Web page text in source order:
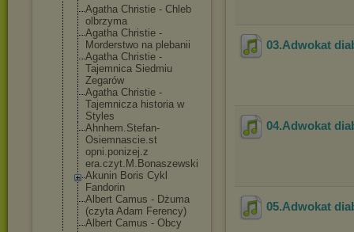
Agatha Christie - Chleb
olbrzyma
Agatha Christie -
Morderstwo na plebanii
Agatha Christie -
Tajemnica Siedmiu
Zegarów
Agatha Christie -
Tajemnicza historia w
Styles
Ahnhem.Stefan-
Osiemnascie.st
opni.ponizej.z
era.czyt.M.Bonaszewski
Akunin Boris Cykl
Fandorin
Albert Camus - Dżuma
(czyta Adam Ferency)
Albert Camus - Obcy
03.Adwokat
04.Adwokat
05.Adwokat